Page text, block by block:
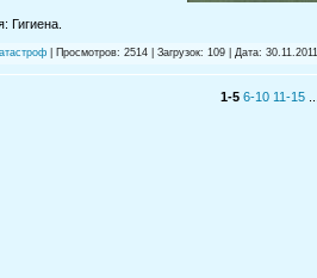
Гигиена.
| Просмотров: 2514 | Загрузок: 109 | Дата: 30.11.2011
1-5 6-10 11-15